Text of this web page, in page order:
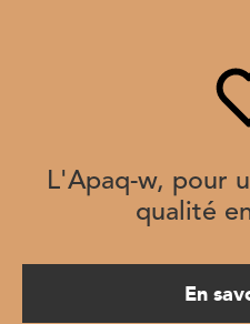
L'Apaq-w, pour
qualité
En